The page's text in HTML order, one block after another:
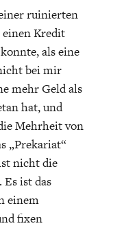
ruinierten
Kredit
als eine
bei mir
mehr Geld als
hat, und
Mehrheit von
„Prekariat“
nicht die
ist das
einem
fixen